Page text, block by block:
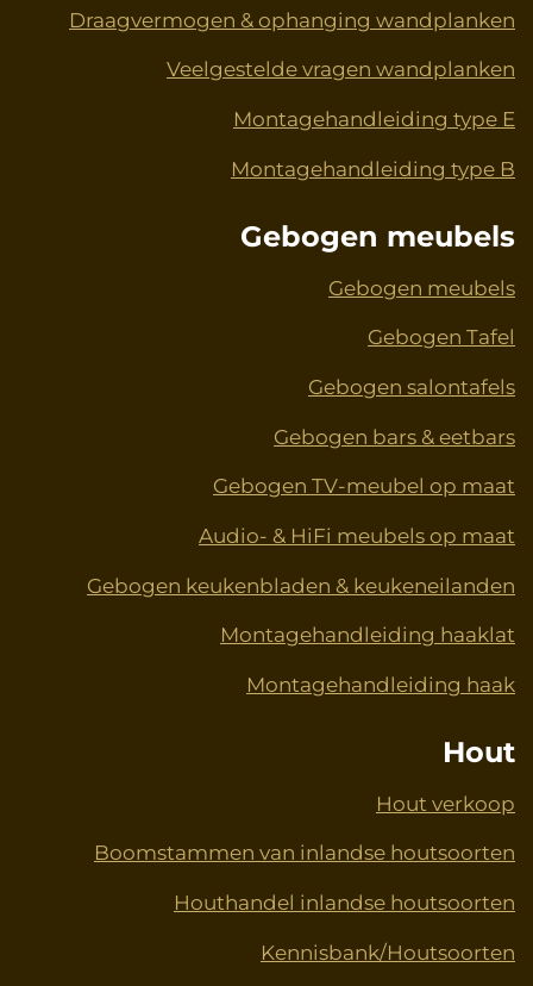
Draagvermogen & ophanging wandplanken
Veelgestelde vragen wandplanken
Montagehandleiding type E
Montagehandleiding type B
Gebogen meubels
Gebogen meubels
Gebogen Tafel
Gebogen salontafels
Gebogen bars & eetbars
Gebogen TV-meubel op maat
Audio- & HiFi meubels op maat
Gebogen keukenbladen & keukeneilanden
Montagehandleiding haaklat
Montagehandleiding haak
Hout
Hout verkoop
Boomstammen van inlandse houtsoorten
Houthandel inlandse houtsoorten
Kennisbank/Houtsoorten